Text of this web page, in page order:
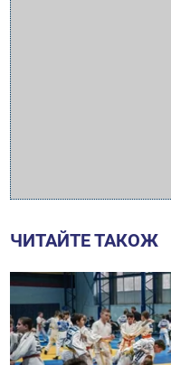
ЧИТАЙТЕ ТАКОЖ